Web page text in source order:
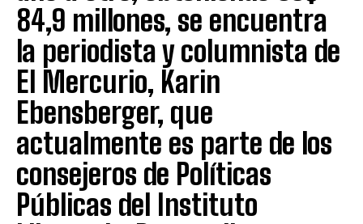
84,9 millones, se encuentra
la periodista y columnista de
El Mercurio, Karin
Ebensberger, que
actualmente es parte de los
consejeros de Políticas
Públicas del Instituto